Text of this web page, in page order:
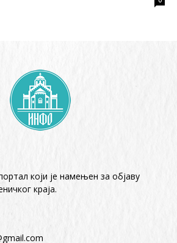
који је намењен за објaву
краја.